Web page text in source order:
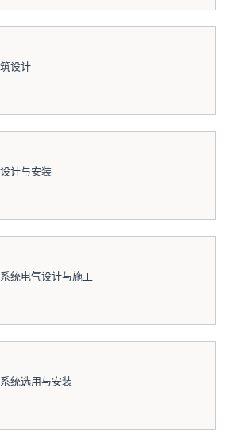
设计
计与安装
统电气设计与施工
统选用与安装